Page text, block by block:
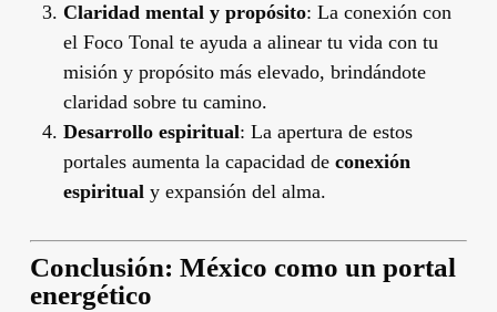
Claridad mental y propósito: La conexión con
el Foco Tonal te ayuda a alinear tu vida con tu
misión y propósito más elevado, brindándote
claridad sobre tu camino.
Desarrollo espiritual: La apertura de estos
portales aumenta la capacidad de conexión
espiritualy expansión del alma.
Conclusión: México como un portal
energético